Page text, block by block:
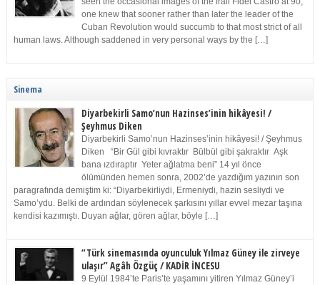
one knew that sooner rather than later the leader of the
Cuban Revolution would succumb to that most strict of all
human laws. Although saddened in very personal ways by the […]
Sinema
Diyarbekirli Samo’nun Hazinses’inin hikâyesi! /
Şeyhmus Diken
Diyarbekirli Samo’nun Hazinses’inin hikâyesi! / Şeyhmus
Diken “Bir Gül gibi kıvraktır Bülbül gibi şakraktır Aşk
bana ızdıraptır Yeter ağlatma beni” 14 yıl önce
ölümünden hemen sonra, 2002’de yazdığım yazının son
paragrafında demiştim ki: “Diyarbekirliydi, Ermeniydi, hazin sesliydi ve
Samo’ydu. Belki de ardından söylenecek şarkısını yıllar evvel mezar taşına
kendisi kazımıştı. Duyan ağlar, gören ağlar, böyle […]
“Türk sinemasında oyunculuk Yılmaz Güney ile zirveye
ulaşır” Agâh Özgüç / KADİR İNCESU
9 Eylül 1984’te Paris’te yaşamını yitiren Yılmaz Güney’i